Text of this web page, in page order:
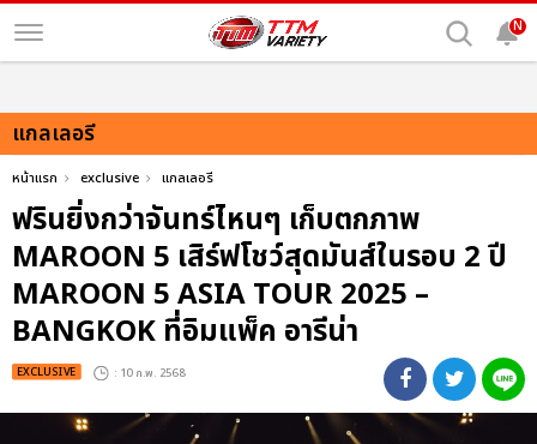
N
แกลเลอรี
หน้าแรก exclusive แกลเลอรี
ฟรินยิ่งกว่าจันทร์ไหนๆ เก็บตกภาพ
MAROON 5 เสิร์ฟโชว์สุดมันส์ในรอบ 2 ปี
MAROON 5 ASIA TOUR 2025 –
BANGKOK ที่อิมแพ็ค อารีน่า
EXCLUSIVE : 10 ก.พ. 2568